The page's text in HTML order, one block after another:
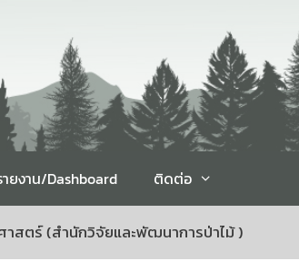
ยงาน/Dashboard ติดต่อ
าสตร์ (สำนักวิจัยและพัฒนาการป่าไม้ )